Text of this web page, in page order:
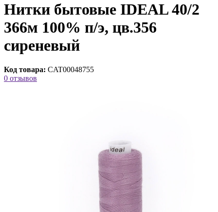
Нитки бытовые IDEAL 40/2
366м 100% п/э, цв.356
сиреневый
Код товара: CAT00048755
0 отзывов